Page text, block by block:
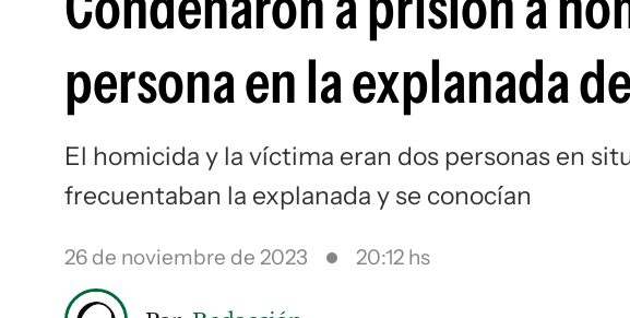
persona en la explanada
El homicida y la víctima eran dos personas en
frecuentaban la explanada y se conocían
26 de noviembre de 2023 20:12 hs